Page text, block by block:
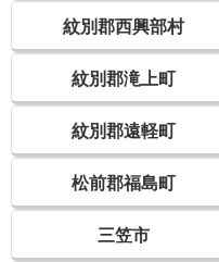
紋別郡西興部村
紋別郡滝上町
紋別郡遠軽町
松前郡福島町
三笠市